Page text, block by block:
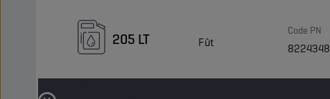
205 LT Fût
Code PN
8224348